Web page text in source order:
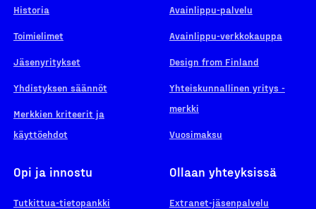
Historia
Toimielimet
Jäsenyritykset
Yhdistyksen säännöt
Merkkien kriteerit ja
käyttöehdot
Avainlippu-palvelu
Avainlippu-verkkokauppa
Design from Finland
Yhteiskunnallinen yritys -
merkki
Vuosimaksu
Opi ja innostu
Tutkittua-tietopankki
Ollaan yhteyksissä
Extranet-jäsenpalvelu